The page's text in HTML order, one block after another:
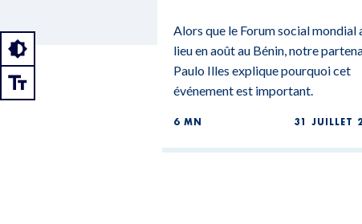
Alors que le Forum social mondial
lieu en août au Bénin, notre
Paulo Illes explique pourquoi cet
événement est important.
6 MN 31 JUILLET